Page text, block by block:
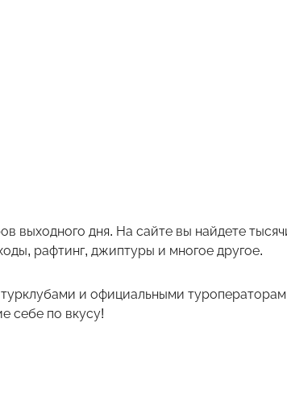
выходного дня. На сайте вы найдете
рафтинг, джиптуры и многое другое.
и официальными
себе по вкусу!